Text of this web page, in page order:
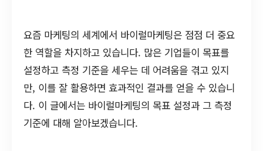
요즘 마케팅의 세계에서 바이럴마케팅은 점점 더 중요
한 역할을 차지하고 있습니다. 많은 기업들이 목표를
설정하고 측정 기준을 세우는 데 어려움을 겪고 있지
만, 이를 잘 활용하면 효과적인 결과를 얻을 수 있습니
다. 이 글에서는 바이럴마케팅의 목표 설정과 그 측정
기준에 대해 알아보겠습니다.